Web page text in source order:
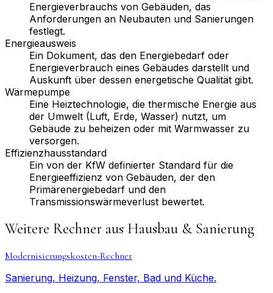
Energieverbrauchs von Gebäuden, das
Anforderungen an Neubauten und Sanierungen
festlegt.
Energieausweis
Ein Dokument, das den Energiebedarf oder
Energieverbrauch eines Gebäudes darstellt und
Auskunft über dessen energetische Qualität gibt.
Wärmepumpe
Eine Heiztechnologie, die thermische Energie aus
der Umwelt (Luft, Erde, Wasser) nutzt, um
Gebäude zu beheizen oder mit Warmwasser zu
versorgen.
Effizienzhausstandard
Ein von der KfW definierter Standard für die
Energieeffizienz von Gebäuden, der den
Primärenergiebedarf und den
Transmissionswärmeverlust bewertet.
Weitere Rechner aus Hausbau & Sanierung
Modernisierungskosten-Rechner
Sanierung, Heizung, Fenster, Bad und Küche.